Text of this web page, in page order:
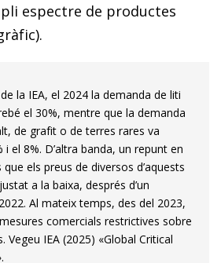
espectre de productes
la IEA, el 2024 la demanda de liti
el 30%, mentre que la demanda
de grafit o de terres rares va
el 8%. D’altra banda, un repunt en
els preus de diversos d’aquests
a la baixa, després d’un
Al mateix temps, des del 2023,
comercials restrictives sobre
Vegeu IEA (2025) «Global Critical